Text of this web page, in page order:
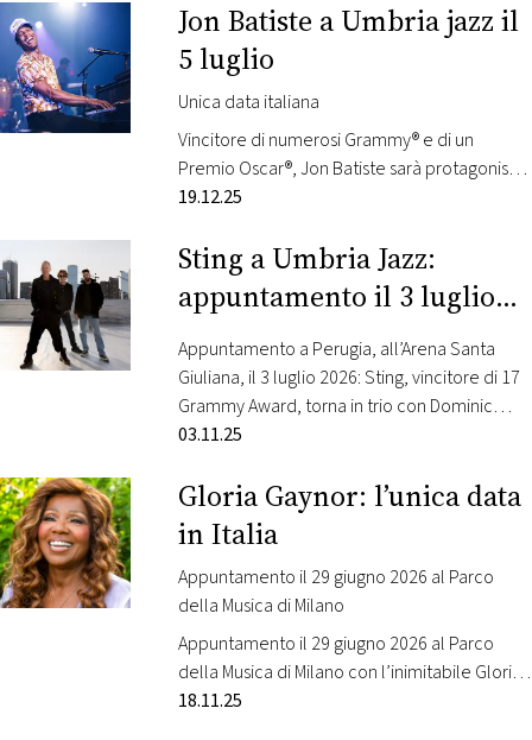
EVENTI
VIDEO
PRINCIPATO
DI
MONACO
RMC
13 LUGLIO GREGORY PORTER, DIANA KRALL 14
LUGLIO MOBY 16 LUGLIO JAMIE CULLUM, JOSS
STONE 18 LUGLIO JEAN-MICHEL JARRE JAZZ
OPEN – il…
Jon Batiste a Umbria jazz il
5 luglio
Unica data italiana
Vincitore di numerosi Grammy® e di un
Premio Oscar®, Jon Batiste sarà protagonista
in esclusiva italiana a Umbria Jazz domenica 5
Monte Carlo è radio ufficiale di Umbria Jazz
Musicista, compositore e performer tra i più
visionari della scena contemporanea, Batiste
è riconosciuto a livello globale per la sua…
19.12.25
Sting a Umbria Jazz:
appuntamento il 3 luglio
all’Arena Santa Giuliana
Appuntamento a Perugia, all’Arena Santa
Giuliana, il 3 luglio 2026: Sting, vincitore di 17
Grammy Award, torna in trio con Dominic
Miller, virtuoso chitarrista nonché
batteria (Mumford & Sons, Maggie Rogers).
Sting eseguirà i suoi successi intramontabili e
le gemme della sua discografia. Il tour
mondiale “STING 3.0”…
03.11.25
Gloria Gaynor: l’unica data
in Italia
Appuntamento il 29 giugno 2026 al Parco
della Musica di Milano
Appuntamento il 29 giugno 2026 al Parco
della Musica di Milano con l’inimitabile Gloria
Gaynor, che torna in Italia per un’unica data
18.11.25